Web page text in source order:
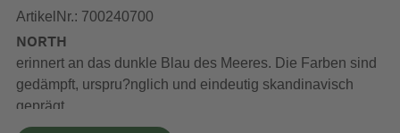
ArtikelNr.: 700240700
NORTH
erinnert an das dunkle Blau des Meeres. Die Farben sind
gedämpft, urspru?nglich und eindeutig skandinavisch
geprägt.